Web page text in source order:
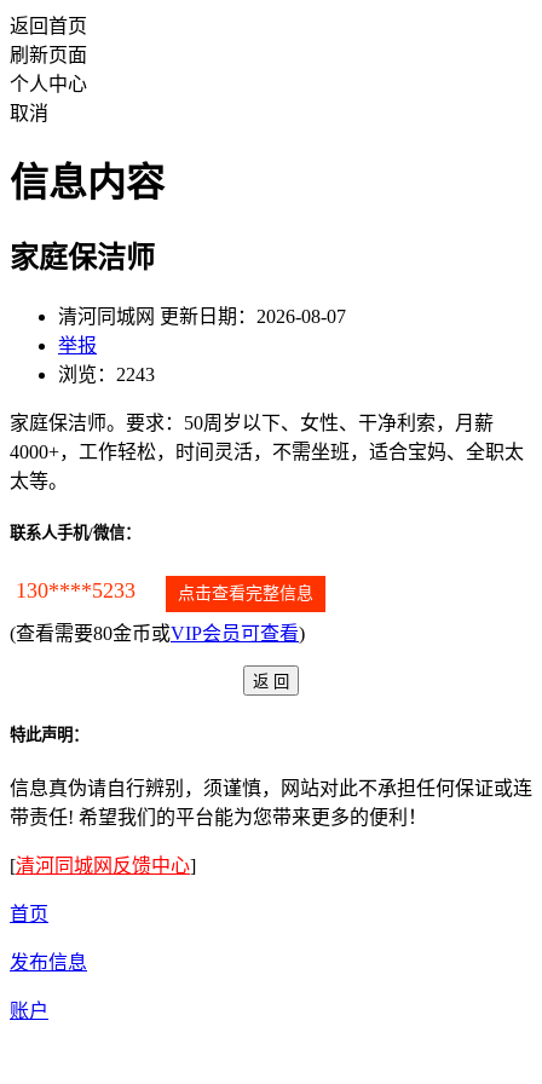
返回首页
刷新页面
个人中心
取消
信息内容
家庭保洁师
清河同城网 更新日期：2026-08-07
举报
浏览：2243
家庭保洁师。要求：50周岁以下、女性、干净利索，月薪
4000+，工作轻松，时间灵活，不需坐班，适合宝妈、全职太
太等。
联系人手机/微信：
130****5233 点击查看完整信息
(查看需要80金币或VIP会员可查看)
特此声明：
信息真伪请自行辨别，须谨慎，网站对此不承担任何保证或连
带责任! 希望我们的平台能为您带来更多的便利！
[清河同城网反馈中心]
首页
发布信息
账户